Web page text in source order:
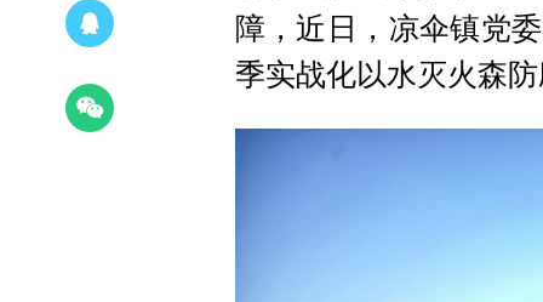
障，近日，凉伞镇党
季实战化以水灭火森